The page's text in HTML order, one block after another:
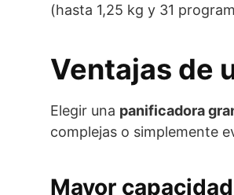
(hasta 1,25 kg y 31
Ventajas de
Elegir una panificadora
complejas o simplemente
Mayor